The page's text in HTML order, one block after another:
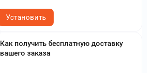
Установить
Как получить бесплатную доставку
вашего заказа